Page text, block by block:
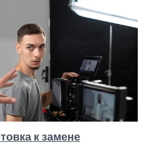
к замене